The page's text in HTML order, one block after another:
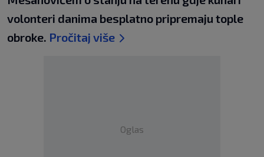
volonteri danima besplatno pripremaju tople
obroke. Pročitaj više
Oglas